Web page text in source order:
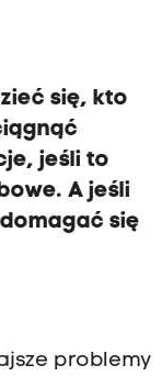
się, kto
jeśli to
A jeśli
się
problemy